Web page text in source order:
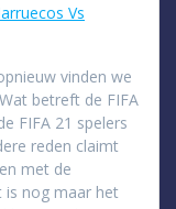
Vs
vinden we
betreft de FIFA
FIFA 21 spelers
reden claimt
met de
is nog maar het